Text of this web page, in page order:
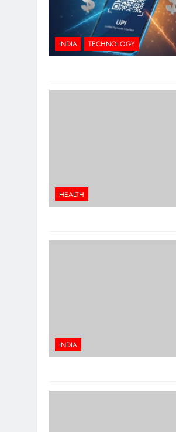
INDIA TECHNOLOGY
HEALTH
INDIA